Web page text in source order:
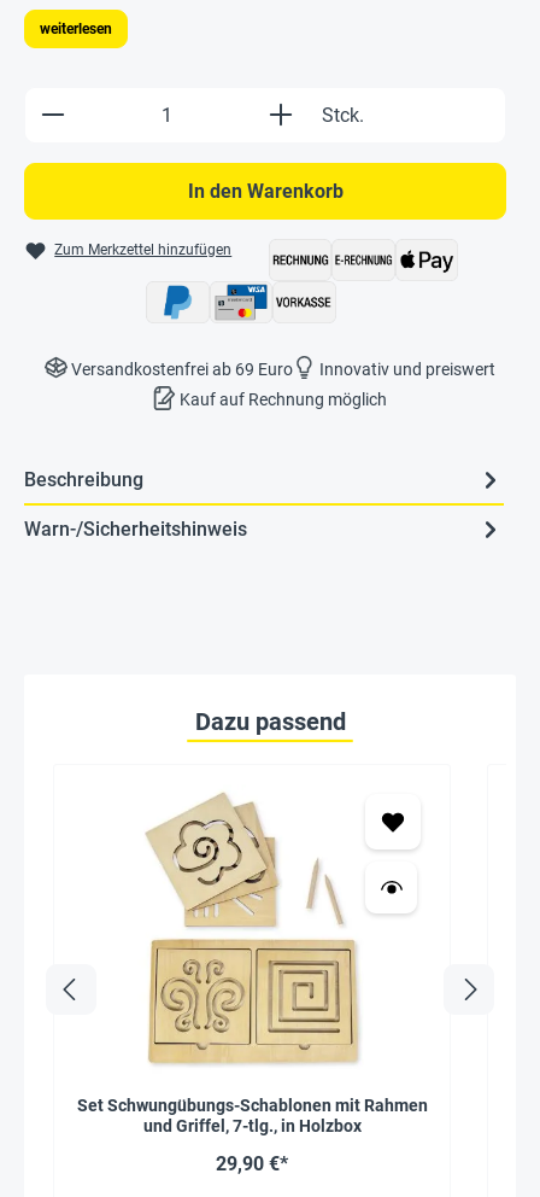
weiterlesen
Produkt Anzahl: Gib den gewünschten
Stck.
In den Warenkorb
Zum Merkzettel hinzufügen
Versandkostenfrei ab 69 Euro
Innovativ und preiswert
Kauf auf Rechnung möglich
Beschreibung
Warn-/Sicherheitshinweis
Dazu passend
Set Schwungübungs-Schablonen mit Rahmen
und Griffel, 7-tlg., in Holzbox
29,90 €*